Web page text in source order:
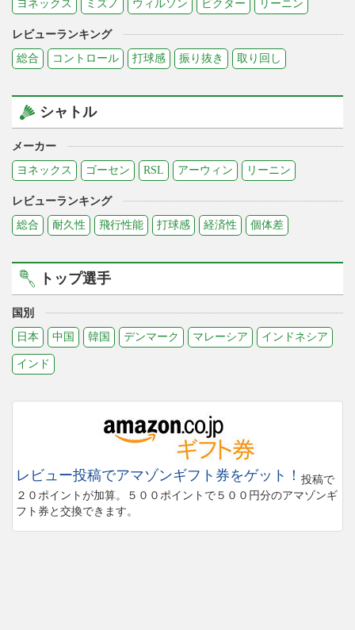
ヨネックス
ミズノ ウィルソン ビクター リーニン
レビューランキング
総合
コントロール 打球感 振り抜き 取り回し
シャトル
メーカー
ヨネックス
ゴーセン RSL アーウィン リーニン
レビューランキング
総合
耐久性 飛行性能 打球感 経済性 個体差
トップ選手
国別
日本
中国 韓国 デンマーク マレーシア インドネシア
インド
レビュー投稿でアマゾンギフト券をゲット！ 投稿で
２０ポイントが加算。５００ポイントで５００円分のアマゾンギ
フト券と交換できます。